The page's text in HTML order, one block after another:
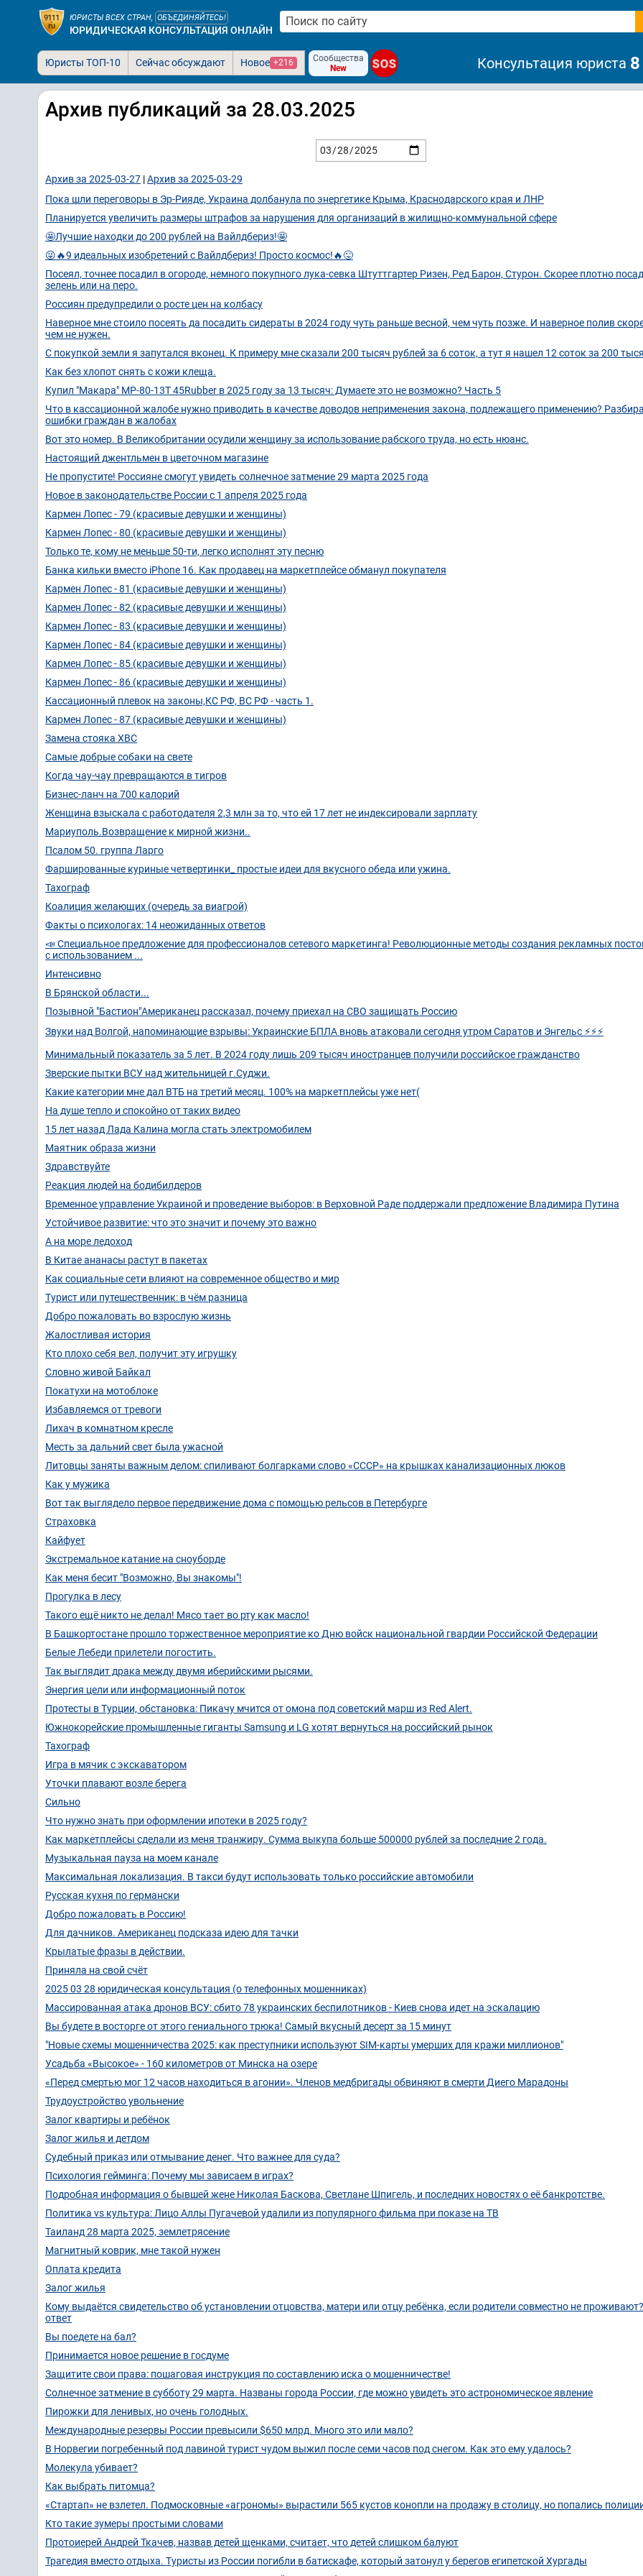
ЮРИСТЫ ВСЕХ СТРАН, ОБЪЕДИНЯЙТЕСЬ!
ЮРИДИЧЕСКАЯ КОНСУЛЬТАЦИЯ ОНЛАЙН
Юристы ТОП-10 Сейчас обсуждают Новое +216
Сообщества
New
SOS Консультация юриста
Архив публикаций за 28.03.2025
Архив за 2025-03-27 |Архив за 2025-03-29
Пока шли переговоры в Эр-Рияде, Украина долбанула по энергетике Крыма, Краснодарского края и ЛНР
Планируется увеличить размеры штрафов за нарушения для организаций в жилищно-коммунальной сфере
🤩Лучшие находки до 200 рублей на Вайлдбериз!🤩
😜🔥9 идеальных изобретений с Вайлдбериз! Просто космос!🔥😜
Посеял, точнее посадил в огороде, немного покупного лука-севка Штуттгартер Ризен, Ред Барон, Стурон. Скорее плотно
зелень или на перо.
Россиян предупредили о росте цен на колбасу
Наверное мне стоило посеять да посадить сидераты в 2024 году чуть раньше весной, чем чуть позже. И наверное полив
чем не нужен.
С покупкой земли я запутался вконец. К примеру мне сказали 200 тысяч рублей за 6 соток, а тут я нашел 12 соток за 200
Как без хлопот снять с кожи клеща.
Купил "Макара" МР-80-13Т 45Rubber в 2025 году за 13 тысяч: Думаете это не возможно? Часть 5
Что в кассационной жалобе нужно приводить в качестве доводов неприменения закона, подлежащего применению?
ошибки граждан в жалобах
Вот это номер. В Великобритании осудили женщину за использование рабского труда, но есть нюанс.
Настоящий джентльмен в цветочном магазине
Не пропустите! Россияне смогут увидеть солнечное затмение 29 марта 2025 года
Новое в законодательстве России с 1 апреля 2025 года
Кармен Лопес - 79 (красивые девушки и женщины)
Кармен Лопес - 80 (красивые девушки и женщины)
Только те, кому не меньше 50-ти, легко исполнят эту песню
Банка кильки вместо iPhone 16. Как продавец на маркетплейсе обманул покупателя
Кармен Лопес - 81 (красивые девушки и женщины)
Кармен Лопес - 82 (красивые девушки и женщины)
Кармен Лопес - 83 (красивые девушки и женщины)
Кармен Лопес - 84 (красивые девушки и женщины)
Кармен Лопес - 85 (красивые девушки и женщины)
Кармен Лопес - 86 (красивые девушки и женщины)
Кассационный плевок на законы,КС РФ, ВС РФ - часть 1.
Кармен Лопес - 87 (красивые девушки и женщины)
Замена стояка ХВС
Самые добрые собаки на свете
Когда чау-чау превращаются в тигров
Бизнес-ланч на 700 калорий
Женщина взыскала с работодателя 2,3 млн за то, что ей 17 лет не индексировали зарплату
Мариуполь.Возвращение к мирной жизни..
Псалом 50. группа Ларго
Фаршированные куриные четвертинки_ простые идеи для вкусного обеда или ужина.
Тахограф
Коалиция желающих (очередь за виагрой)
Факты о психологах: 14 неожиданных ответов
📣 Специальное предложение для профессионалов сетевого маркетинга! Революционные методы создания рекламных
с использованием ...
Интенсивно
В Брянской области...
Позывной "Бастион"Американец рассказал, почему приехал на СВО защищать Россию
Звуки над Волгой, напоминающие взрывы: Украинские БПЛА вновь атаковали сегодня утром Саратов и Энгельс ⚡⚡⚡
Минимальный показатель за 5 лет. В 2024 году лишь 209 тысяч иностранцев получили российское гражданство
Зверские пытки ВСУ над жительницей г.Суджи.
Какие категории мне дал ВТБ на третий месяц. 100% на маркетплейсы уже нет(
На душе тепло и спокойно от таких видео
15 лет назад Лада Калина могла стать электромобилем
Маятник образа жизни
Здравствуйте
Реакция людей на бодибилдеров
Временное управление Украиной и проведение выборов: в Верховной Раде поддержали предложение Владимира Путина
Устойчивое развитие: что это значит и почему это важно
А на море ледоход
В Китае ананасы растут в пакетах
Как социальные сети влияют на современное общество и мир
Турист или путешественник: в чём разница
Добро пожаловать во взрослую жизнь
Жалостливая история
Кто плохо себя вел, получит эту игрушку
Словно живой Байкал
Покатухи на мотоблоке
Избавляемся от тревоги
Лихач в комнатном кресле
Месть за дальний свет была ужасной
Литовцы заняты важным делом: спиливают болгарками слово «СССР» на крышках канализационных люков
Как у мужика
Вот так выглядело первое передвижение дома с помощью рельсов в Петербурге
Страховка
Кайфует
Экстремальное катание на сноуборде
Как меня бесит "Возможно, Вы знакомы"!
Прогулка в лесу
Такого ещё никто не делал! Мясо тает во рту как масло!
В Башкортостане прошло торжественное мероприятие ко Дню войск национальной гвардии Российской Федерации
Белые Лебеди прилетели погостить.
Так выглядит драка между двумя иберийскими рысями.
Энергия цели или информационный поток
Протесты в Турции, обстановка: Пикачу мчится от омона под советский марш из Red Alert.
Южнокорейские промышленные гиганты Samsung и LG хотят вернуться на российский рынок
Тахограф
Игра в мячик с экскаватором
Уточки плавают возле берега
Сильно
Что нужно знать при оформлении ипотеки в 2025 году?
Как маркетплейсы сделали из меня транжиру. Сумма выкупа больше 500000 рублей за последние 2 года.
Музыкальная пауза на моем канале
Максимальная локализация. В такси будут использовать только российские автомобили
Русская кухня по германски
Добро пожаловать в Россию!
Для дачников. Американец подсказа идею для тачки
Крылатые фразы в действии.
Приняла на свой счёт
2025 03 28 юридическая консультация (о телефонных мошенниках)
Массированная атака дронов ВСУ: сбито 78 украинских беспилотников - Киев снова идет на эскалацию
Вы будете в восторге от этого гениального трюка! Самый вкусный десерт за 15 минут
"Новые схемы мошенничества 2025: как преступники используют SIM-карты умерших для кражи миллионов"
Усадьба «Высокое» - 160 километров от Минска на озере
«Перед смертью мог 12 часов находиться в агонии». Членов медбригады обвиняют в смерти Диего Марадоны
Трудоустройство увольнение
Залог квартиры и ребёнок
Залог жилья и детдом
Судебный приказ или отмывание денег. Что важнее для суда?
Психология гейминга: Почему мы зависаем в играх?
Подробная информация о бывшей жене Николая Баскова, Светлане Шпигель, и последних новостях о её банкротстве.
Политика vs культура: Лицо Аллы Пугачевой удалили из популярного фильма при показе на ТВ
Таиланд 28 марта 2025, землетрясение
Магнитный коврик, мне такой нужен
Оплата кредита
Залог жилья
Кому выдаётся свидетельство об установлении отцовства, матери или отцу ребёнка, если родители совместно не
ответ
Вы поедете на бал?
Принимается новое решение в госдуме
Защитите свои права: пошаговая инструкция по составлению иска о мошенничестве!
Солнечное затмение в субботу 29 марта. Названы города России, где можно увидеть это астрономическое явление
Пирожки для ленивых, но очень голодных.
Международные резервы России превысили $650 млрд. Много это или мало?
В Норвегии погребенный под лавиной турист чудом выжил после семи часов под снегом. Как это ему удалось?
Молекула убивает?
Как выбрать питомца?
«Стартап» не взлетел. Подмосковные «агрономы» вырастили 565 кустов конопли на продажу в столицу, но попались
Кто такие зумеры простыми словами
Протоиерей Андрей Ткачев, назвав детей щенками, считает, что детей слишком балуют
Трагедия вместо отдыха. Туристы из России погибли в батискафе, который затонул у берегов египетской Хургады